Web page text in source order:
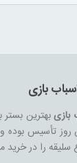
بازی
بازیبهترین بستر
تأسیس بوده و
سلیقه را در